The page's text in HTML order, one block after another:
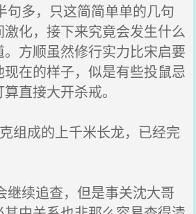
多，只这简简单单的几句
化，接下来究竟会发生什么
方顺虽然修行实力比宋启要
在的样子，似是有些投鼠忌
直接大开杀戒。
组成的上千米长龙，已经完
续追查，但是事关沈大哥